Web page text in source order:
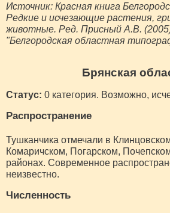
Источник: Красная книга
Редкие и исчезающие растения,
животные. Ред. Присный А.В.
"Белгородская областная
Брянская
Статус: 0 категория. Возможно,
Распространение
Тушканчика отмечали в
Комаричском, Погарском,
районах. Современное
неизвестно.
Численность